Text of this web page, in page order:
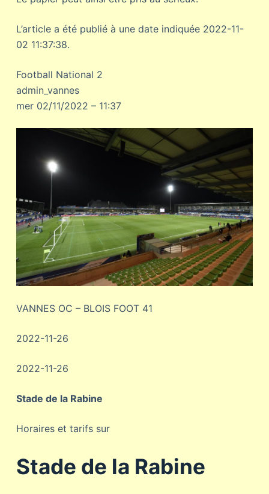
L’article a été publié à une date indiquée 2022-11-
02 11:37:38.
Football National 2
admin_vannes
mer 02/11/2022 – 11:37
VANNES OC – BLOIS FOOT 41
2022-11-26
2022-11-26
Stade de la Rabine
Horaires et tarifs sur
Stade de la Rabine